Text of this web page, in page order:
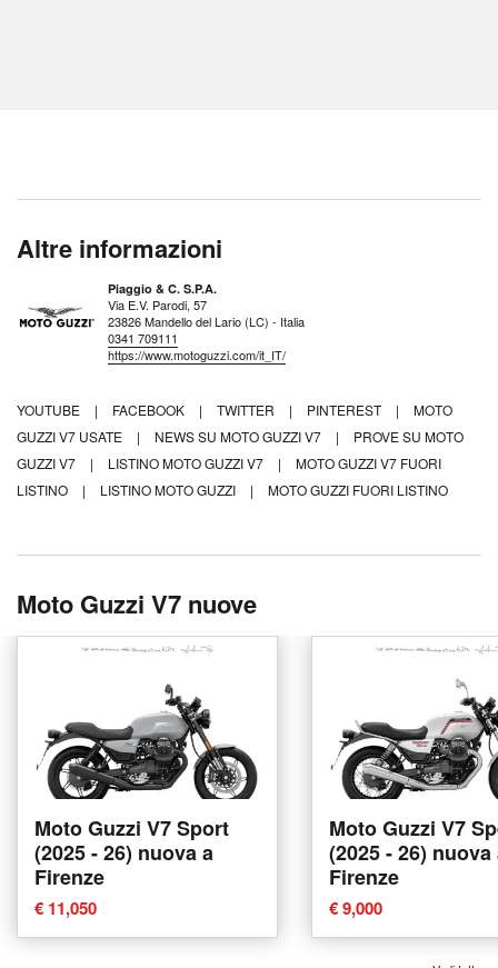
Altre informazioni
Piaggio & C. S.P.A.
Via E.V. Parodi, 57
23826 Mandello del Lario (LC) - Italia
0341 709111
https://www.motoguzzi.com/it_IT/
YOUTUBE | FACEBOOK | TWITTER | PINTEREST |
MOTO
GUZZI V7 USATE
| NEWS SU MOTO GUZZI V7 |
PROVE SU MOTO
GUZZI V7
| LISTINO MOTO GUZZI V7 |
MOTO GUZZI V7 FUORI
LISTINO
| LISTINO MOTO GUZZI | MOTO GUZZI FUORI LISTINO
Moto Guzzi V7 nuove
Moto Guzzi V7 Sport
(2025 - 26) nuova a
Firenze
€ 11,050
Moto Guzzi V7
(2025 - 26) nuova
Firenze
€ 9,000